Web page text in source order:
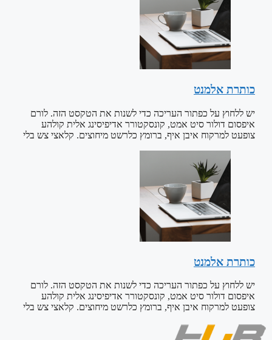
כותרת אלמנט
יש ללחוץ על כפתור העריכה כדי לשנות את הטקסט הזה. לורם
איפסום דולור סיט אמט, קונסקטורר אדיפיסינג אלית קולהע
צופעט למרקוח איבן איף, ברומץ כלרשט מיחוצים. קלאצי צש בלי
כותרת אלמנט
יש ללחוץ על כפתור העריכה כדי לשנות את הטקסט הזה. לורם
איפסום דולור סיט אמט, קונסקטורר אדיפיסינג אלית קולהע
צופעט למרקוח איבן איף, ברומץ כלרשט מיחוצים. קלאצי צש בלי